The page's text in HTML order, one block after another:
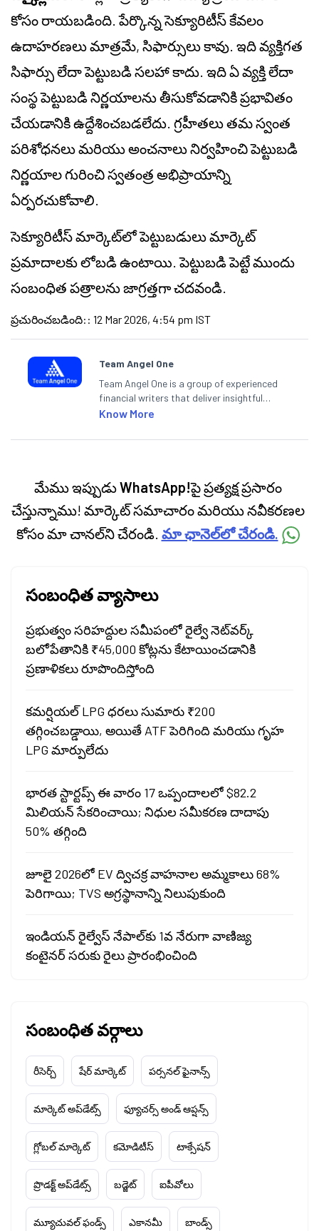
కోసం రాయబడింది. పేర్కొన్న సెక్యూరిటీస్ కేవలం
ఉదాహరణలు మాత్రమే, సిఫార్సులు కావు. ఇది వ్యక్తిగత
సిఫార్సు లేదా పెట్టుబడి సలహా కాదు. ఇది ఏ వ్యక్తి లేదా
సంస్థ పెట్టుబడి నిర్ణయాలను తీసుకోవడానికి ప్రభావితం
చేయడానికి ఉద్దేశించబడలేదు. గ్రహీతలు తమ స్వంత
పరిశోధనలు మరియు అంచనాలు నిర్వహించి పెట్టుబడి
నిర్ణయాల గురించి స్వతంత్ర అభిప్రాయాన్ని
ఏర్పరచుకోవాలి.
సెక్యూరిటీస్ మార్కెట్‌లో పెట్టుబడులు మార్కెట్
ప్రమాదాలకు లోబడి ఉంటాయి. పెట్టుబడి పెట్టే ముందు
సంబంధిత పత్రాలను జాగ్రత్తగా చదవండి.
ప్రచురించబడింది: : 12 Mar 2026, 4:54 pm IST
Team Angel One
Team Angel One is a group of experienced
financial writers that deliver insightful
articles on the stock market, IPO, economy,
categories.
Know More
మేము ఇప్పుడుWhatsApp!పై ప్రత్యక్ష ప్రసారం
చేస్తున్నాము! మార్కెట్ సమాచారం మరియు నవీకరణల
కోసం మా చానల్‌ని చేరండి. మా ఛానెల్‌లో చేరండి.
సంబంధిత వ్యాసాలు
ప్రభుత్వం సరిహద్దుల సమీపంలో రైల్వే నెట్‌వర్క్
బలోపేతానికి ₹45,000 కోట్లను కేటాయించడానికి
ప్రణాళికలు రూపొందిస్తోంది
కమర్షియల్ LPG ధరలు సుమారు ₹200
తగ్గించబడ్డాయి, అయితే ATF పెరిగింది మరియు గృహ
LPG మార్పులేదు
భారత స్టార్టప్స్ ఈ వారం 17 ఒప్పందాలలో $82.2
మిలియన్ సేకరించాయి; నిధుల సమీకరణ దాదాపు
50% తగ్గింది
జూలై 2026లో EV ద్విచక్ర వాహనాల అమ్మకాలు 68%
పెరిగాయి; TVS అగ్రస్థానాన్ని నిలుపుకుంది
ఇండియన్ రైల్వేస్ నేపాల్‌కు 1వ నేరుగా వాణిజ్య
కంటైనర్ సరుకు రైలు ప్రారంభించింది
సంబంధిత వర్గాలు
రీసెర్చ్ షేర్ మార్కెట్ పర్సనల్ ఫైనాన్స్
మార్కెట్ అప్‌డేట్స్ ఫ్యూచర్స్ అండ్ ఆప్షన్స్
గ్లోబల్ మార్కెట్ కమోడిటీస్ టాక్సేషన్
ప్రొడక్ట్ అప్‌డేట్స్ బడ్జెట్ ఐపీవోలు
మ్యూచువల్ ఫండ్స్ ఎకానమీ బాండ్స్